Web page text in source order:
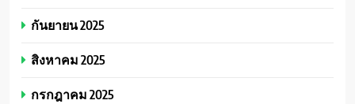
กันยายน 2025
สิงหาคม 2025
กรกฎาคม 2025